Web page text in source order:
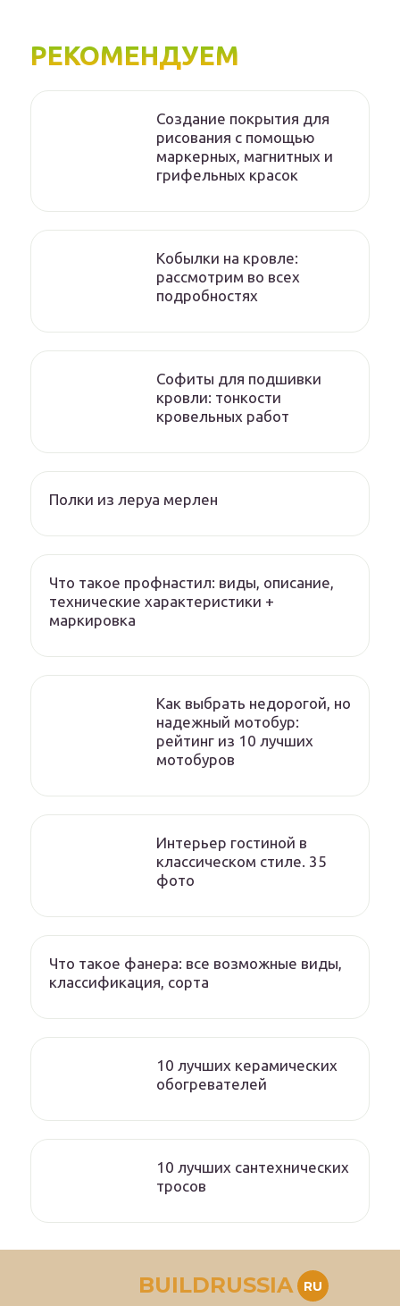
РЕКОМЕНДУЕМ
Создание покрытия для
рисования с помощью
маркерных, магнитных и
грифельных красок
Кобылки на кровле:
рассмотрим во всех
подробностях
Софиты для подшивки
кровли: тонкости
кровельных работ
Полки из леруа мерлен
Что такое профнастил: виды, описание,
технические характеристики +
маркировка
Как выбрать недорогой, но
надежный мотобур:
рейтинг из 10 лучших
мотобуров
Интерьер гостиной в
классическом стиле. 35
фото
Что такое фанера: все возможные виды,
классификация, сорта
10 лучших керамических
обогревателей
10 лучших сантехнических
тросов
BUILDRUSSIA RU